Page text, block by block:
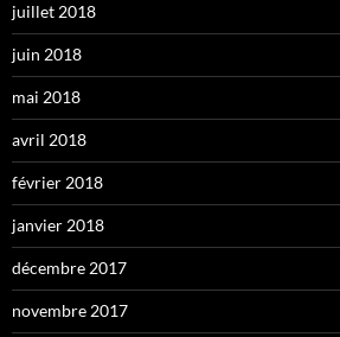
juillet 2018
juin 2018
mai 2018
avril 2018
février 2018
janvier 2018
décembre 2017
novembre 2017